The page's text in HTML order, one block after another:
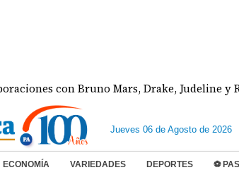
con Bruno Mars, Drake, Judeline y
Jueves 06 de Agosto de 2026
ECONOMÍA VARIEDADES DEPORTES ⚽